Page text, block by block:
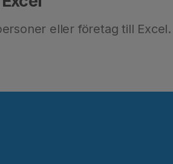
eller företag till